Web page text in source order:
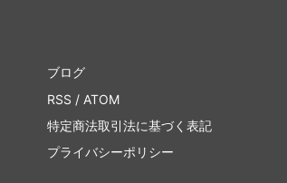
ブログ
RSS / ATOM
特定商法取引法に基づく表記
プライバシーポリシー